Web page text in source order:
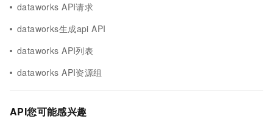
dataworks API请求
dataworks生成api API
dataworks API列表
dataworks API资源组
API您可能感兴趣